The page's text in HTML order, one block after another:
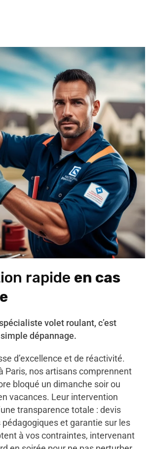
rapide en cas
volet roulant, c’est
simple dépannage.
d’excellence et de réactivité.
Paris, nos artisans comprennent
bloqué un dimanche soir ou
vacances. Leur intervention
transparence totale : devis
et garantie sur les
à vos contraintes, intervenant